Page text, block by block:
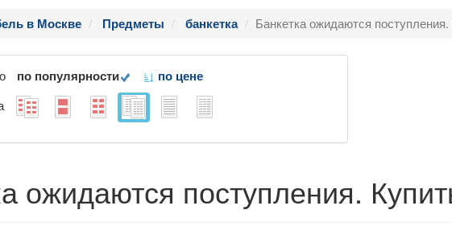
в Москве Предметы банкетка Банкетка ожидаются поступления.
по популярности
по цене
ожидаются поступления.